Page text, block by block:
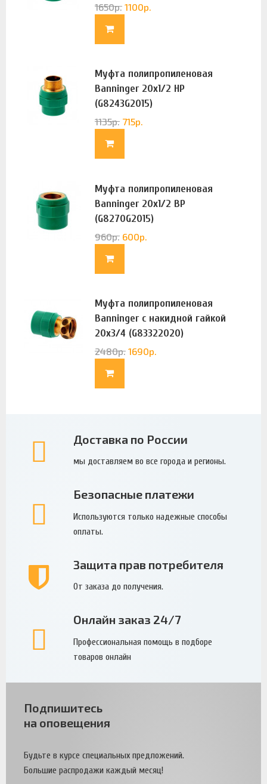
1650р. 1100р.
Муфта полипропиленовая
Banninger 20х1/2 НР
(G8243G2015)
1135р. 715р.
Муфта полипропиленовая
Banninger 20х1/2 ВР
(G8270G2015)
960р. 600р.
Муфта полипропиленовая
Banninger с накидной гайкой
20х3/4 (G83322020)
2480р. 1690р.
Доставка по России
мы доставляем во все города и регионы.
Безопасные платежи
Используются только надежные способы
оплаты.
Защита прав потребителя
От заказа до получения.
Онлайн заказ 24/7
Профессиональная помощь в подборе
товаров онлайн
Подпишитесь
на оповещения
Будьте в курсе специальных предложений.
Большие распродажи каждый месяц!